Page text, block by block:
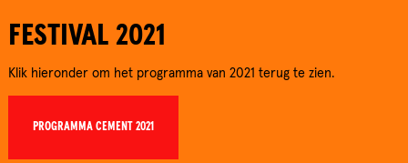
FESTIVAL 2021
Klik hieronder om het programma van 2021 terug te zien.
PROGRAMMA CEMENT 2021